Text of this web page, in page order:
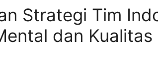
Strategi Tim
dan Kualitas